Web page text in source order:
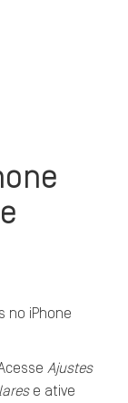
no iPhone
Ajustes
e ative